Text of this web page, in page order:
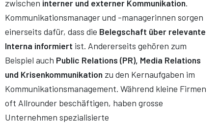
zwischen interner und externer Kommunikation.
Kommunikationsmanager und -managerinnen sorgen
einerseits dafür, dass die Belegschaft über relevante
Interna informiert ist. Andererseits gehören zum
Beispiel auch Public Relations (PR), Media Relations
und Krisenkommunikation zu den Kernaufgaben im
Kommunikationsmanagement. Während kleine Firmen
oft Allrounder beschäftigen, haben grosse
Unternehmen spezialisierte